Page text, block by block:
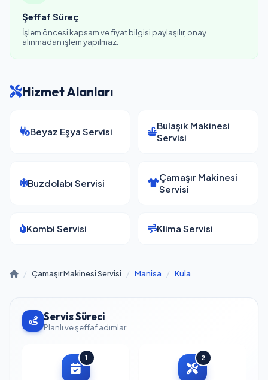
Şeffaf Süreç
İşlem öncesi kapsam ve fiyat bilgisi paylaşılır, onay
alınmadan işlem yapılmaz.
Hizmet Alanları
Beyaz Eşya Servisi
Bulaşık Makinesi
Servisi
Buzdolabı Servisi
Çamaşır Makinesi
Servisi
Kombi Servisi Klima Servisi
/ Çamaşır Makinesi Servisi / Manisa / Kula
Servis Süreci
Planlı ve şeffaf adımlar
1 2